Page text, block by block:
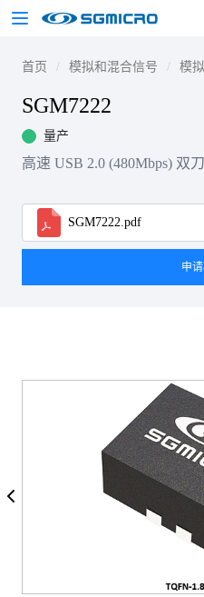
首页 模拟和混合信号 模
SGM7222
量产
高速 USB 2.0 (480Mbps) 双
SGM7222.pdf
申